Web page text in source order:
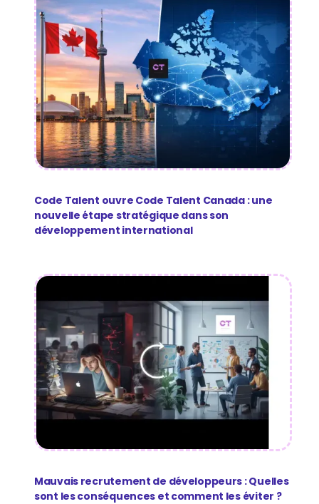
Code Talent ouvre Code Talent Canada : une
nouvelle étape stratégique dans son
développement international
Mauvais recrutement de développeurs : Quelles
sont les conséquences et comment les éviter ?